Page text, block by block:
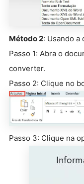
Método 2: Usando a
Passo 1: Abra o
converter.
Passo 2: Clique no
Passo 3: Clique na